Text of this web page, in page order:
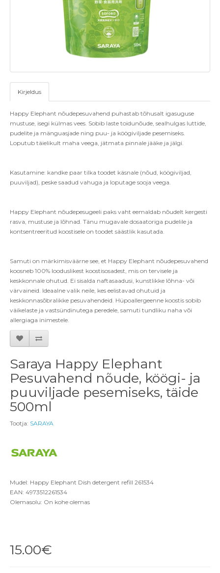
Kirjeldus
Happy Elephant nõudepesuvahend puhastab tõhusalt igasuguse
mustuse, isegi külmas vees. Sobib laste toidunõude, sealhulgas luttide,
pudelite ja mänguasjade ning puu- ja köögiviljade pesemiseks.
Loputub täielikult maha veega, jätmata pinnale jääke ja jälgi.
Kasutamine: kandke paar tilka toodet käsnale (nõud, köögiviljad,
puuviljad), peske saadud vahuga ja loputage sooja veega.
Happy Elephant nõudepesugeeli paks vaht eemaldab nõudelt kergesti
rasva, mustuse ja lõhnad. Tänu mugavale dosaatoriga pudelile ja
kontsentreeritud koostisele on toodet säästlik kasutada.
Samuti on märkimisväärne see, et Happy Elephant nõudepesuvahend
koosneb 100% looduslikest koostisosadest, mis on tervisele ja
keskkonnale ohutud. Ei sisalda naftasaadusi, kunstlikke lõhna- või
värvaineid. Ideaalne valik neile, kes eelistavad ohutuid ja
keskkonnasõbralikke pesuvahendeid. Hüpoallergeenne koostis sobib
väikelaste ja vastsündinutega peredele, samuti tundliku naha või
allergiaga inimestele.
Saraya Happy Elephant
Pesuvahend nõude, köögi- ja
puuviljade pesemiseks, täide
500ml
Tootja: SARAYA
Mudel: Happy Elephant Dish detergent refill 261534
EAN: 4973512261534
Olemasolu: On kohe olemas
15.00€